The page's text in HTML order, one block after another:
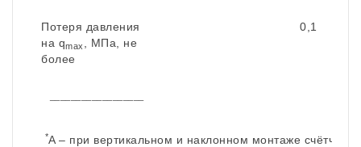
Потеря давления
на qmax , МПа, не
более
0,1
*A – при вертикальном и наклонном монтаже